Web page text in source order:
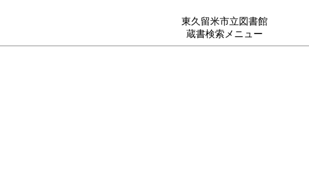
東久留米市立図書館
蔵書検索メニュー